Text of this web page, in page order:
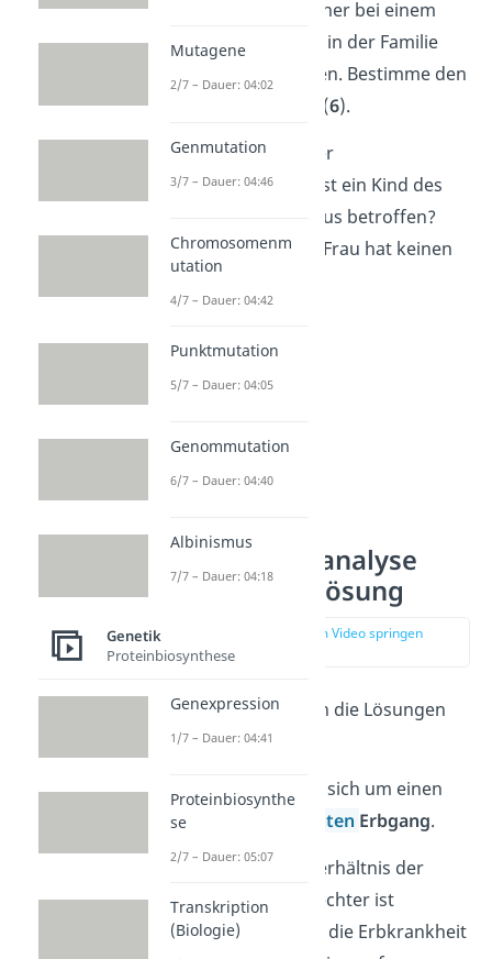
will sich deshalb vorher bei einem
Arzt informieren, da in der Familie
bereits Fälle auftraten. Bestimme den
Genotyp des Vaters (6).
Übung 3: Mit welcher
Wahrscheinlichkeit ist ein Kind des
Paares von Albinismus betroffen?
Voraussetzung: Die Frau hat keinen
Stammbaumanalyse
Aufgabe 1 – Lösung
zur Stelle im Video springen
Schauen wir uns nun die Lösungen
zu Aufgabe 1 an.
Übung 1 : Es handelt sich um einen
autosomal dominanten Erbgang.
Begründung: Das Verhältnis der
betroffenen Geschlechter ist
ungefähr gleich und die Erbkrankheit
Mutagene
2/7 – Dauer: 04:02
Genmutation
3/7 – Dauer: 04:46
Chromosomenm
utation
4/7 – Dauer: 04:42
Punktmutation
5/7 – Dauer: 04:05
Genommutation
6/7 – Dauer: 04:40
Albinismus
7/7 – Dauer: 04:18
Genetik
Proteinbiosynthese
Genexpression
1/7 – Dauer: 04:41
Proteinbiosynthe
se
2/7 – Dauer: 05:07
Transkription
(Biologie)